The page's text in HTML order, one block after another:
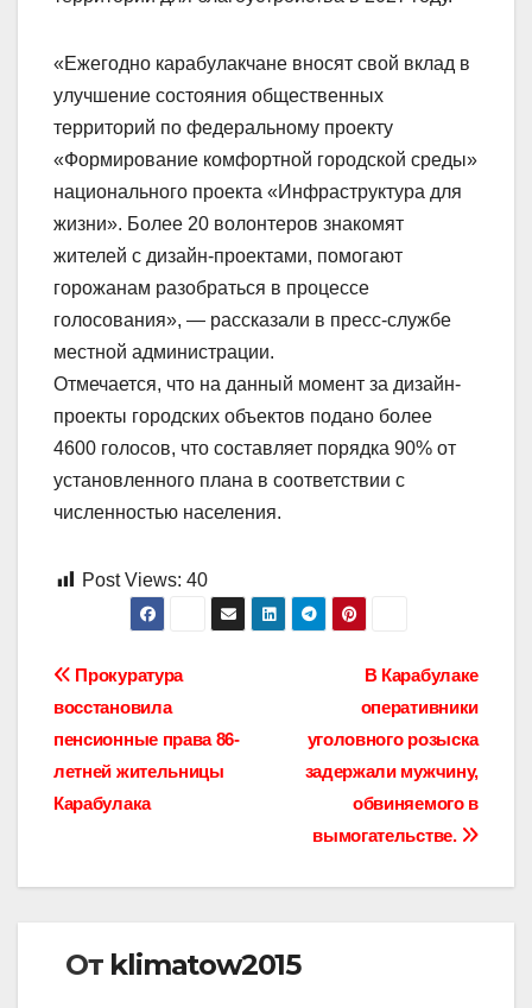
«Ежегодно карабулакчане вносят свой вклад в
улучшение состояния общественных
территорий по федеральному проекту
«Формирование комфортной городской среды»
национального проекта «Инфраструктура для
жизни». Более 20 волонтеров знакомят
жителей с дизайн-проектами, помогают
горожанам разобраться в процессе
голосования», — рассказали в пресс-службе
местной администрации.
Отмечается, что на данный момент за дизайн-
проекты городских объектов подано более
4600 голосов, что составляет порядка 90% от
установленного плана в соответствии с
численностью населения.
Post Views: 40
Навигация
по
записям
В Карабулаке
оперативники
уголовного розыска
задержали мужчину,
обвиняемого в
вымогательстве.
Прокуратура
восстановила
пенсионные права 86-
летней жительницы
Карабулака
От klimatow2015